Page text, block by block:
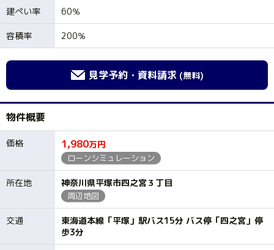
建ぺい率 60％
容積率 200％
見学予約・資料請求 (無料)
物件概要
価格 1,980万円
ローンシミュレーション
所在地 神奈川県平塚市四之宮３丁目
周辺地図
交通
東海道本線「平塚」駅バス15分 バス停「四之宮」停
歩3分